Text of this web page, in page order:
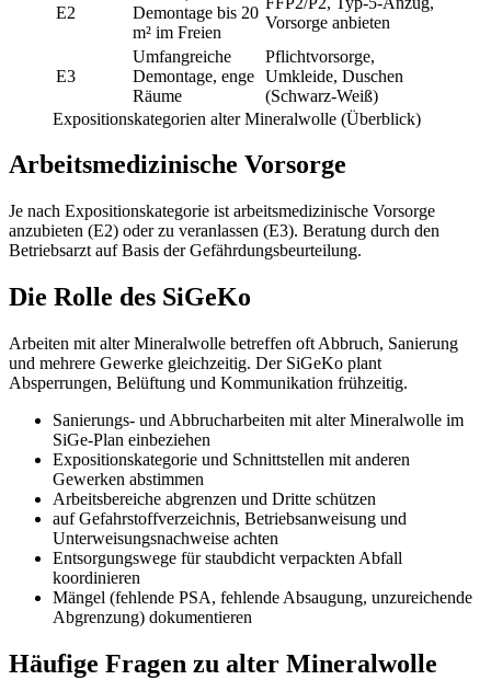
E2
Demontage bis 20
m² im Freien
Vorsorge anbieten
E3
Umfangreiche
Demontage, enge
Räume
Pflichtvorsorge,
Umkleide, Duschen
(Schwarz-Weiß)
Expositionskategorien alter Mineralwolle (Überblick)
Arbeitsmedizinische Vorsorge
Je nach Expositionskategorie ist arbeitsmedizinische Vorsorge
anzubieten (E2) oder zu veranlassen (E3). Beratung durch den
Betriebsarzt auf Basis der Gefährdungsbeurteilung.
Die Rolle des SiGeKo
Arbeiten mit alter Mineralwolle betreffen oft Abbruch, Sanierung
und mehrere Gewerke gleichzeitig. Der SiGeKo plant
Absperrungen, Belüftung und Kommunikation frühzeitig.
Sanierungs- und Abbrucharbeiten mit alter Mineralwolle im
SiGe-Plan einbeziehen
Expositionskategorie und Schnittstellen mit anderen
Gewerken abstimmen
Arbeitsbereiche abgrenzen und Dritte schützen
auf Gefahrstoffverzeichnis, Betriebsanweisung und
Unterweisungsnachweise achten
Entsorgungswege für staubdicht verpackten Abfall
koordinieren
Mängel (fehlende PSA, fehlende Absaugung, unzureichende
Abgrenzung) dokumentieren
Häufige Fragen zu alter Mineralwolle